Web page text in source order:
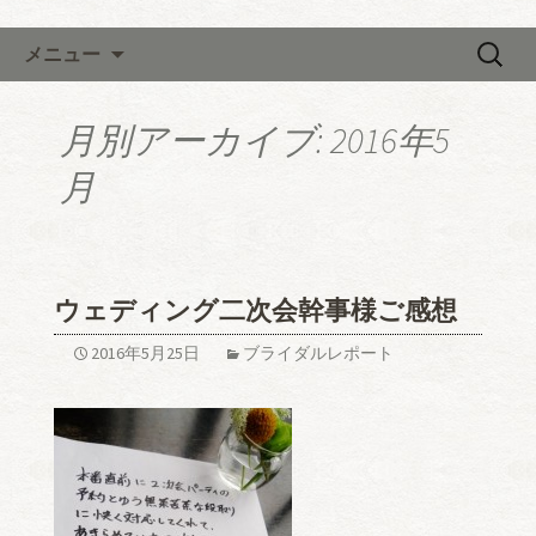
メニュー
検
月別アーカイブ: 2016年5
月
ウェディング二次会幹事様ご感想
2016年5月25日 ブライダルレポート